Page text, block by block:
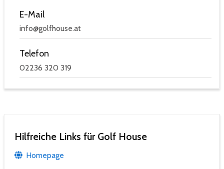
E-Mail
info@golfhouse.at
Telefon
02236 320 319
Hilfreiche Links für Golf House
Homepage